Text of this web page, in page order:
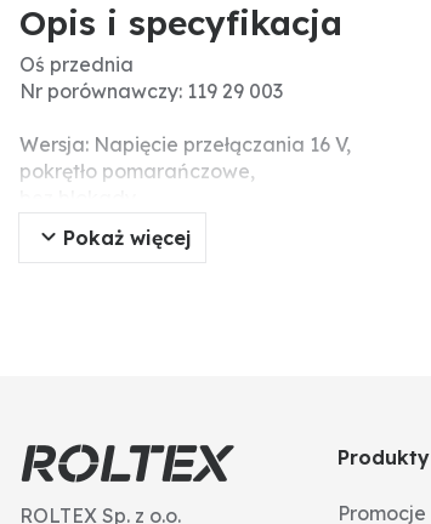
Opis i specyfikacja
Oś przednia
Nr porównawczy: 119 29 003
Wersja: Napięcie przełączania 16 V,
pokrętło pomarańczowe,
Ø 39 mm, AMP Superseal 1,5, 3-biegunowy
gwint M30 x 1
Pokaż więcej
ROLTEX Sp. z o.o.
Produkty
Promocje